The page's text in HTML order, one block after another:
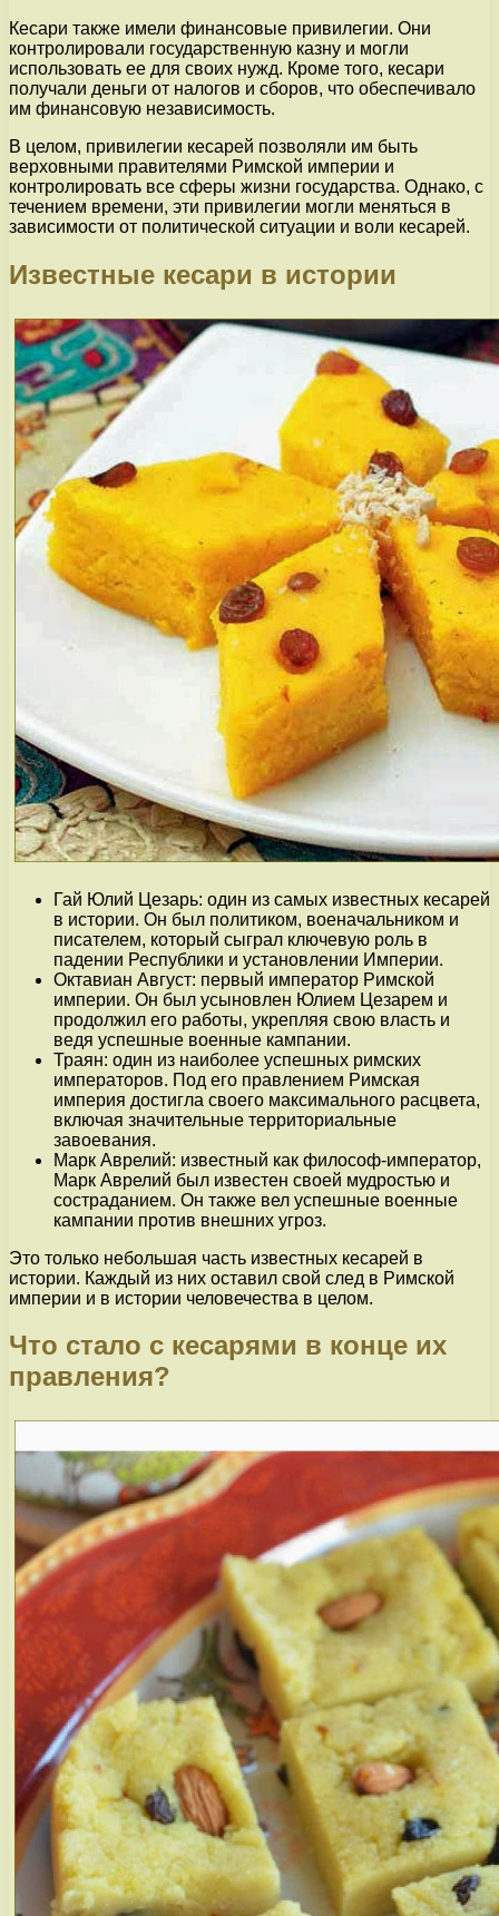
Кесари также имели финансовые привилегии. Они
контролировали государственную казну и могли
использовать ее для своих нужд. Кроме того, кесари
получали деньги от налогов и сборов, что обеспечивало
им финансовую независимость.
В целом, привилегии кесарей позволяли им быть
верховными правителями Римской империи и
контролировать все сферы жизни государства. Однако, с
течением времени, эти привилегии могли меняться в
зависимости от политической ситуации и воли кесарей.
Известные кесари в истории
Гай Юлий Цезарь: один из самых известных кесарей
в истории. Он был политиком, военачальником и
писателем, который сыграл ключевую роль в
падении Республики и установлении Империи.
Октавиан Август: первый император Римской
империи. Он был усыновлен Юлием Цезарем и
продолжил его работы, укрепляя свою власть и
ведя успешные военные кампании.
Траян: один из наиболее успешных римских
императоров. Под его правлением Римская
империя достигла своего максимального расцвета,
включая значительные территориальные
завоевания.
Марк Аврелий: известный как философ-император,
Марк Аврелий был известен своей мудростью и
состраданием. Он также вел успешные военные
кампании против внешних угроз.
Это только небольшая часть известных кесарей в
истории. Каждый из них оставил свой след в Римской
империи и в истории человечества в целом.
Что стало с кесарями в конце их
правления?